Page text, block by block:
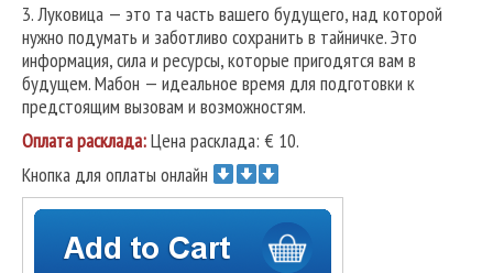
3. Луковица — это та часть вашего будущего, над которой
нужно подумать и заботливо сохранить в тайничке. Это
информация, сила и ресурсы, которые пригодятся вам в
будущем. Мабон — идеальное время для подготовки к
предстоящим вызовам и возможностям.
Оплата расклада:Цена расклада: € 10.
Кнопка для оплаты онлайн